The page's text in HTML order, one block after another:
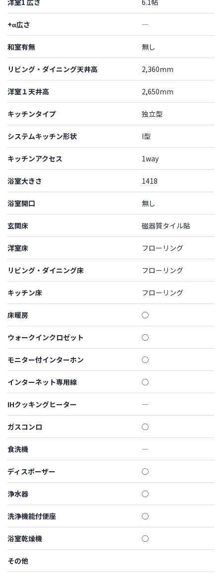
洋室1 広さ 6.1帖
+α広さ ―
和室有無 無し
リビング・ダイニング天井高 2,360mm
洋室１天井高 2,650mm
キッチンタイプ 独立型
システムキッチン形状 I型
キッチンアクセス 1way
浴室大きさ 1418
浴室開口 無し
玄関床 磁器質タイル貼
洋室床 フローリング
リビング・ダイニング床 フローリング
キッチン床 フローリング
床暖房 ◯
ウォークインクロゼット ◯
モニター付インターホン ◯
インターネット専用線 ◯
IHクッキングヒーター ―
ガスコンロ ◯
食洗機 ―
ディスポーザー ◯
浄水器 ◯
洗浄機能付便座 ◯
浴室乾燥機 ◯
その他